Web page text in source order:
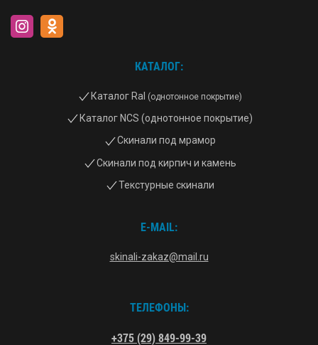
КАТАЛОГ:
Каталог Ral (однотонное покрытие)
Каталог NCS (однотонное покрытие)
Скинали под мрамор
Скинали под кирпич и камень
Текстурные скинали
E-MAIL:
skinali-zakaz@mail.ru
ТЕЛЕФОНЫ:
+375 (29) 849-99-39